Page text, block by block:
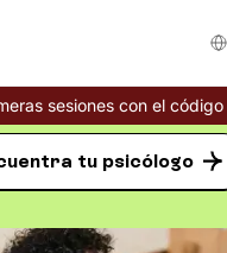
sesiones con el código
tu psicólogo